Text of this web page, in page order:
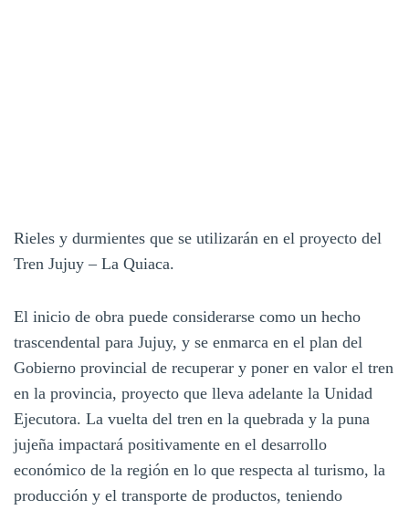
Rieles y durmientes que se utilizarán en el proyecto del
Tren Jujuy – La Quiaca.
El inicio de obra puede considerarse como un hecho
trascendental para Jujuy, y se enmarca en el plan del
Gobierno provincial de recuperar y poner en valor el tren
en la provincia, proyecto que lleva adelante la Unidad
Ejecutora. La vuelta del tren en la quebrada y la puna
jujeña impactará positivamente en el desarrollo
económico de la región en lo que respecta al turismo, la
producción y el transporte de productos, teniendo